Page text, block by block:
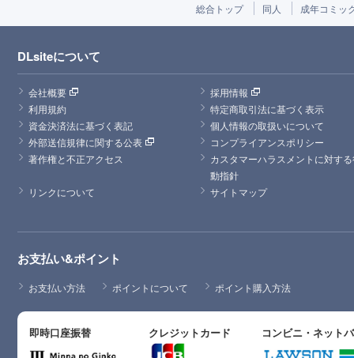
総合トップ 同人 成年コミッ
DLsiteについて
会社概要
採用情報
利用規約
特定商取引法に基づく表示
資金決済法に基づく表記
個人情報の取扱いについて
外部送信規律に関する公表
コンプライアンスポリシー
著作権と不正アクセス
カスタマーハラスメントに対す
動指針
リンクについて
サイトマップ
お支払い&ポイント
お支払い方法 ポイントについて ポイント購入方法
即時口座振替 クレジットカード コンビニ・ネット